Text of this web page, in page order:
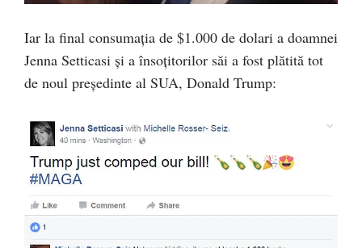
Iar la final consumația de $1.000 de dolari a doamnei
Jenna Setticasi și a însoțitorilor săi a fost plătită tot
de noul președinte al SUA, Donald Trump: